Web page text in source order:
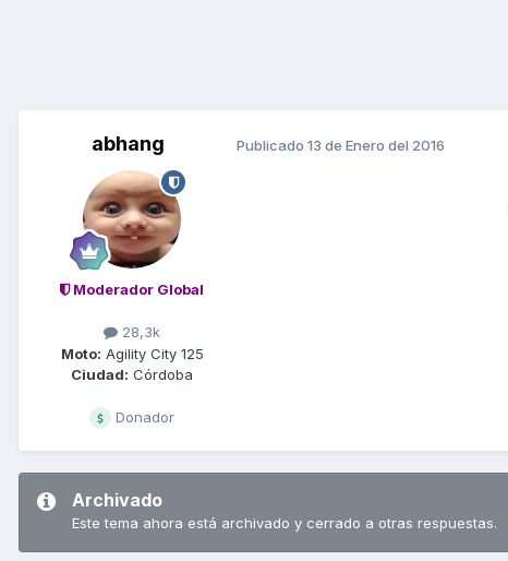
abhang
Moderador Global
28,3k
Moto: Agility City 125
Ciudad: Córdoba
Donador
Publicado 13 de Enero del 2016
Archivado
Este tema ahora está archivado y cerrado a otras respuestas.